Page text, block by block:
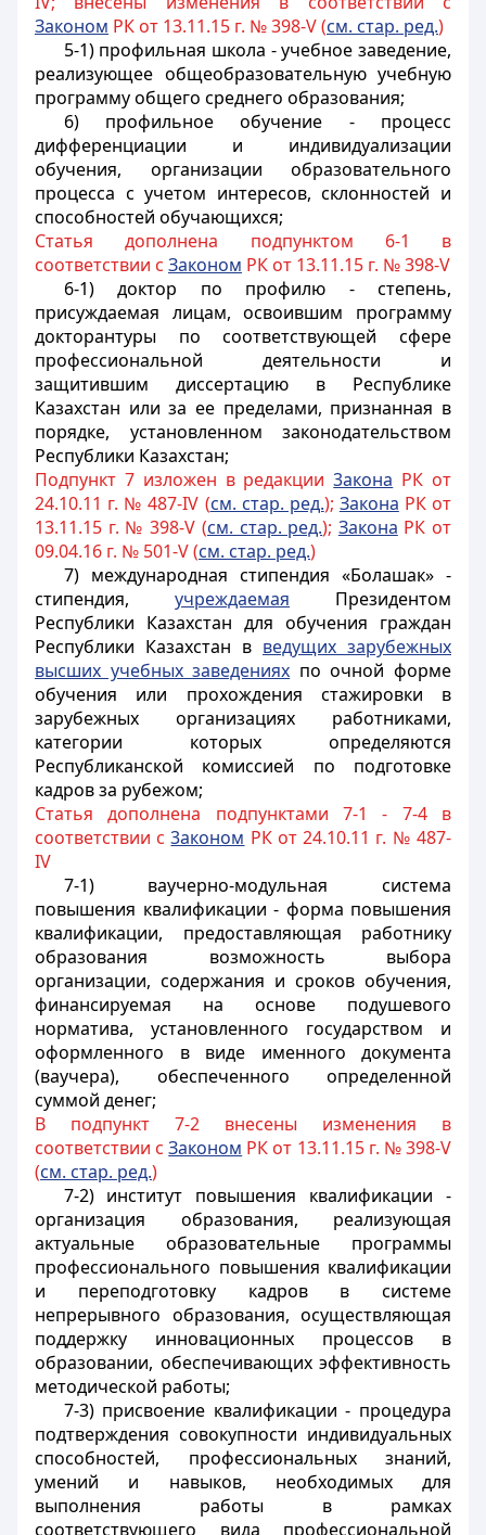
Законом РК от 13.11.15 г. № 398-V (см. стар. ред.)
5-1) профильная школа - учебное заведение,
реализующее общеобразовательную учебную
программу общего среднего образования;
6) профильное обучение - процесс
дифференциации и индивидуализации
обучения, организации образовательного
процесса с учетом интересов, склонностей и
способностей обучающихся;
Статья дополнена подпунктом 6-1 в
соответствии с Законом РК от 13.11.15 г. № 398-V
6-1) доктор по профилю - степень,
присуждаемая лицам, освоившим программу
докторантуры по соответствующей сфере
профессиональной деятельности и
защитившим диссертацию в Республике
Казахстан или за ее пределами, признанная в
порядке, установленном законодательством
Республики Казахстан;
Подпункт 7 изложен в редакции3акона РК от
24.10.11 г. № 487-IV (см. стар. ред.); Закона РК от
13.11.15 г. № 398-V (см. стар. ред.); Закона РК от
09.04.16 г. № 501-V (см. стар. ред.)
7) международная стипендия «Болашак» -
стипендия, учреждаемая Президентом
Республики Казахстан для обучения граждан
Республики Казахстан в ведущих зарубежных
высших учебных заведениях по очной форме
обучения или прохождения стажировки в
зарубежных организациях работниками,
категории которых определяются
Республиканской комиссией по подготовке
кадров за рубежом;
Статья дополнена подпунктами 7-1 - 7-4 в
соответствии с3аконом РК от 24.10.11 г. № 487-
IV
7-1) ваучерно-модульная система
повышения квалификации - форма повышения
квалификации, предоставляющая работнику
образования возможность выбора
организации, содержания и сроков обучения,
финансируемая на основе подушевого
норматива, установленного государством и
оформленного в виде именного документа
(ваучера), обеспеченного определенной
суммой денег;
В подпункт 7-2 внесены изменения в
соответствии сЗаконом РК от 13.11.15 г. № 398-V
(см. стар. ред.)
7-2) институт повышения квалификации -
организация образования, реализующая
актуальные образовательные программы
профессионального повышения квалификации
и переподготовку кадров в системе
непрерывного образования, осуществляющая
поддержку инновационных процессов в
образовании, обеспечивающих эффективность
методической работы;
7-3) присвоение квалификации - процедура
подтверждения совокупности индивидуальных
способностей, профессиональных знаний,
умений и навыков, необходимых для
выполнения работы в рамках
соответствующего вида профессиональной